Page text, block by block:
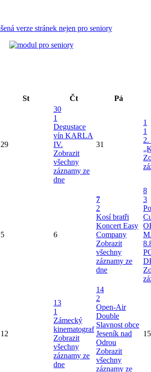
verze stránek nejen pro seniory
St Čt Pá
29
30
1
Degustace
vín KARLA
IV.
Zobrazit
všechny
záznamy ze
dne
31
1
1
2.
5 6
7
2
Kosí bratři
Koncert Easy
Company
Zobrazit
všechny
záznamy ze
dne
8
3
12
13
1
Zámecký
kinematograf
Zobrazit
všechny
záznamy ze
dne
14
2
Open-Air
Double
Slavnost obce
Jeseník nad
Odrou
Zobrazit
všechny
záznamy ze
15